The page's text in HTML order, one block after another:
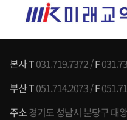
본사 T031.719.7372 /F
부산 T051.714.2073 /F
주소경기도 성남시 분당구 대